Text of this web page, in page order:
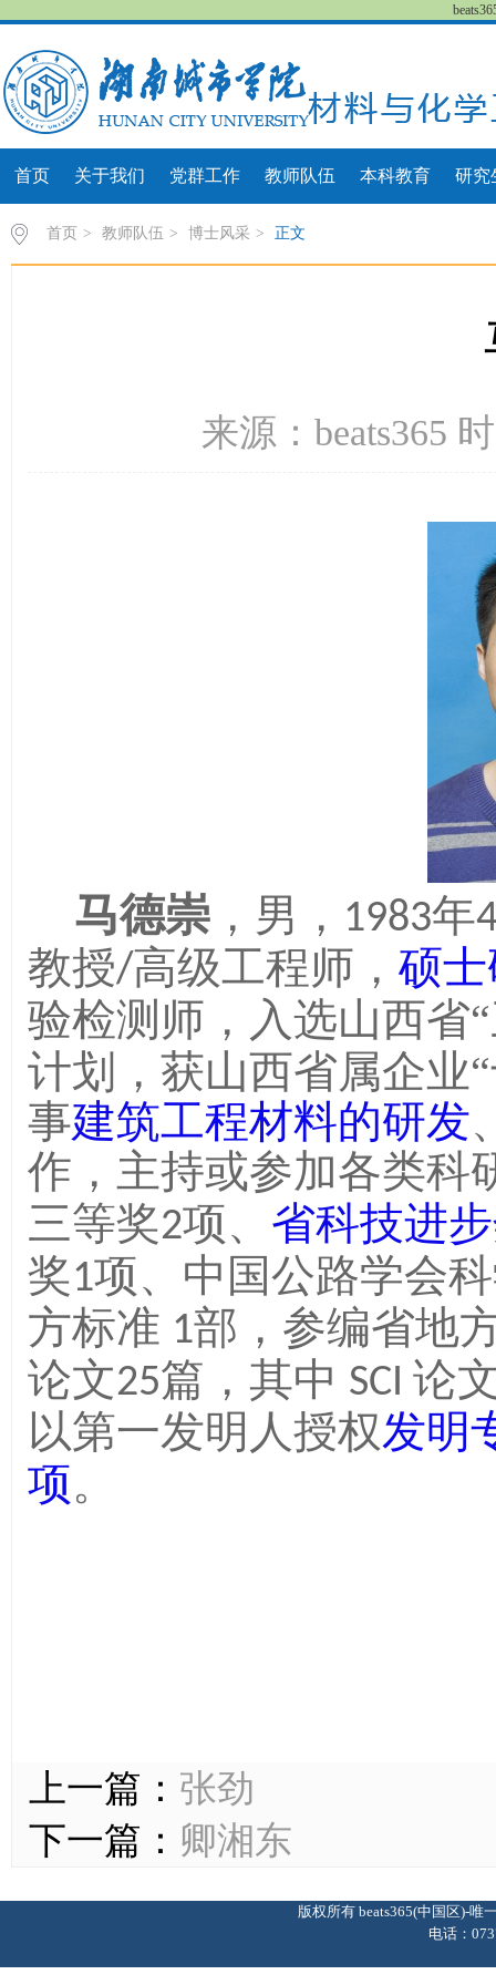
首页 关于我们 党群工作 教师队伍 本科教育 研究
首页 > 教师队伍 > 博士风采 > 正文
来源：beats365
马德崇 ， 男， 1983年
教授/高级工程师 ， 硕
验检测师，入选山西省
计划，获山西省属企业
事建筑工程材料的研发
作，主持或参加各类科
三等奖2项、 省科技进
奖1项、中国公路学会
方标准 1部，参编省地
论文25篇，其中 SCI 论
以第一发明人授权发明
项。
上一篇： 张劲
下一篇： 卿湘东
版权所有 beats365(中国区)-
电话：